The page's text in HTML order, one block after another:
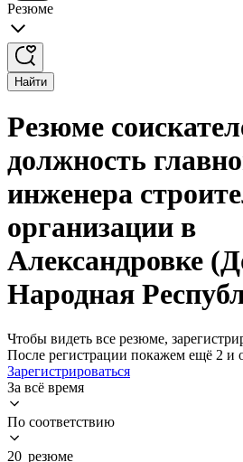
Резюме
Найти
Резюме
должность
инженера
организации в
Александровке
Народная
Чтобы видеть все резюме,
После регистрации покажем ещё 2 и
Зарегистрироваться
За всё время
По соответствию
20 резюме